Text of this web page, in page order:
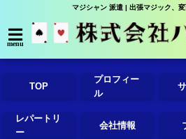
マジシャン 派遣 | 出張マジック、
menu
TOP
プロフィー
ル
レパートリ
ー
会社情報